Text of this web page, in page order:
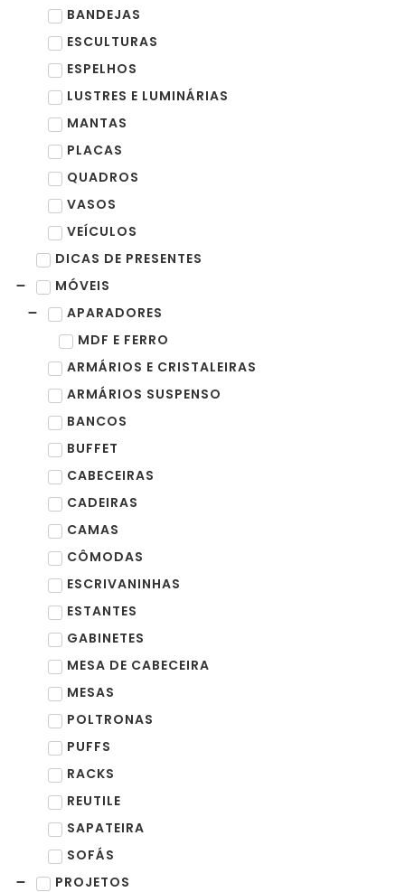
BANDEJAS
ESCULTURAS
ESPELHOS
LUSTRES E LUMINÁRIAS
MANTAS
PLACAS
QUADROS
VASOS
VEÍCULOS
DICAS DE PRESENTES
MÓVEIS
APARADORES
MDF E FERRO
ARMÁRIOS E CRISTALEIRAS
ARMÁRIOS SUSPENSO
BANCOS
BUFFET
CABECEIRAS
CADEIRAS
CAMAS
CÔMODAS
ESCRIVANINHAS
ESTANTES
GABINETES
MESA DE CABECEIRA
MESAS
POLTRONAS
PUFFS
RACKS
REUTILE
SAPATEIRA
SOFÁS
PROJETOS